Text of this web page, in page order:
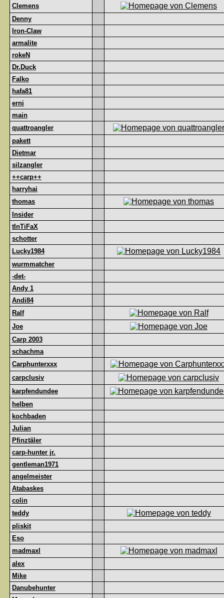
Clemens
Denny
Iron-Claw
armalite
rokeN
Dr.Duck
Falko
hafa81
erni
main
quattroangler
pakett
Dietmar
silzangler
++carp++
harryhai
thomas
Insider
tInTiFaX
schotter
Lucky1984
wurmmatcher
-det-
Andy 1
Andi84
Ralf
Joe
Carp 2003
schachma
Carphunterxxx
carpclusiv
karpfendundee
helben
kochbaden
Julian
Pfinztäler
carp-hunter jr.
gentleman1971
angelmeister
Atabaskes
colin
teddy
pliskit
Eso
madmaxl
alex
Mike
Danubehunter